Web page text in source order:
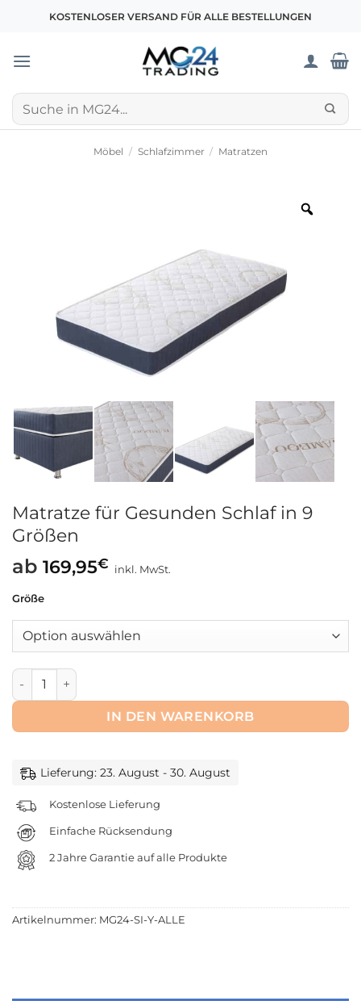
KOSTENLOSER VERSAND FÜR ALLE BESTELLUNGEN
Suchen
nach:
Möbel / Schlafzimmer / Matratzen
Matratze für Gesunden Schlaf in 9
Größen
ab 169,95€ inkl. MwSt.
Größe
Matratze für Gesunden Schlaf in 9 Größen Menge
IN DEN WARENKORB
Lieferung: 23. August - 30. August
Kostenlose Lieferung
Einfache Rücksendung
2 Jahre Garantie auf alle Produkte
Artikelnummer: MG24-SI-Y-ALLE